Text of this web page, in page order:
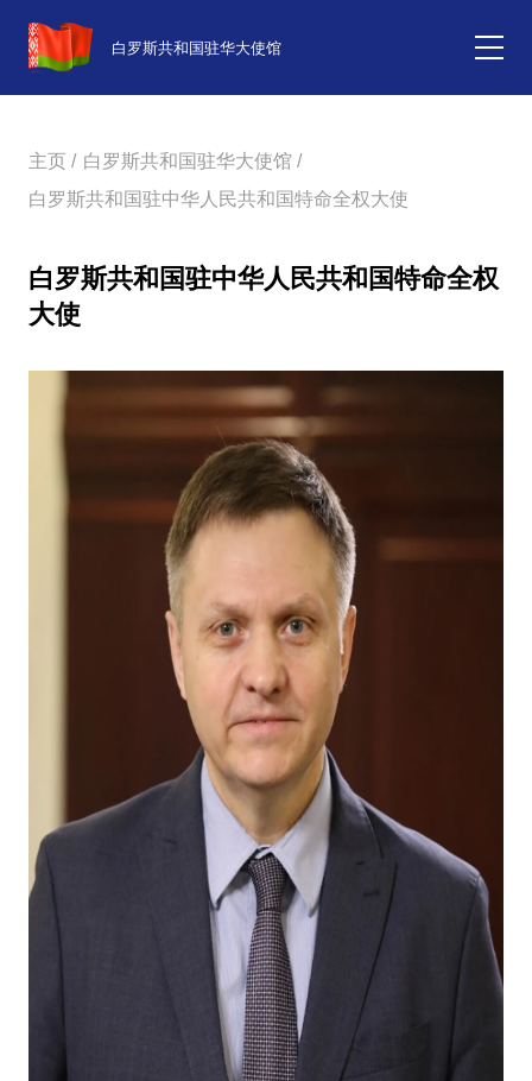
白罗斯共和国驻华大使馆
主页 / 白罗斯共和国驻华大使馆 /
白罗斯共和国驻中华人民共和国特命全权大使
白罗斯共和国驻中华人民共和国特命全权
大使